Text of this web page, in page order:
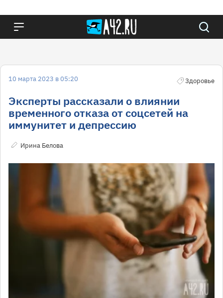
10 марта 2023 в 05:20 Здоровье
Эксперты рассказали о влиянии
временного отказа от соцсетей на
иммунитет и депрессию
Ирина Белова